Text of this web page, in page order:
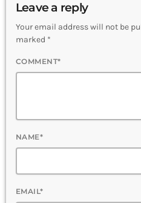
Leave a reply
Your email address will not be
marked *
COMMENT*
NAME*
EMAIL*